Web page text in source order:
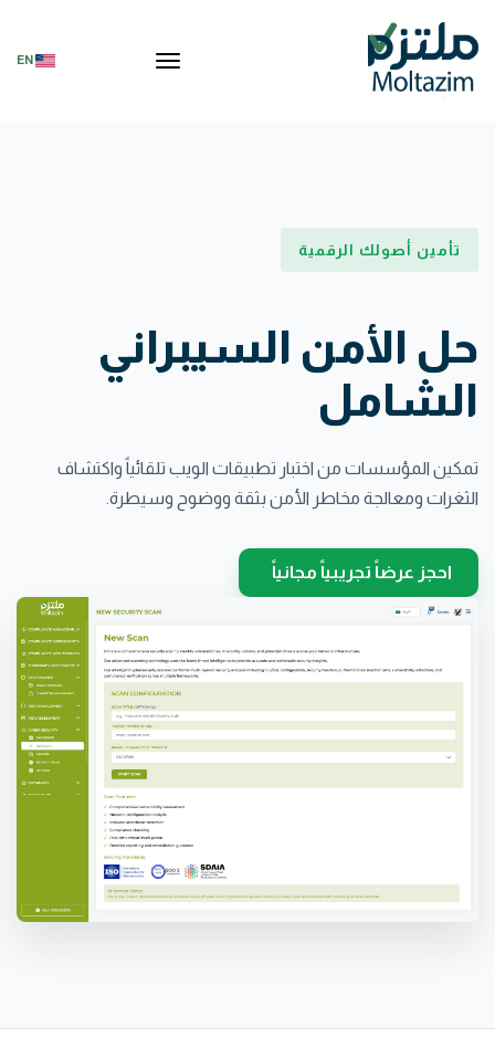
تبديل التنقل
تأمين أصولك الرقمية
حل الأمن السيبراني
الشامل
تمكين المؤسسات من اختبار تطبيقات الويب تلقائياً واكتشاف
الثغرات ومعالجة مخاطر الأمن بثقة ووضوح وسيطرة.
احجز عرضاً تجريبياً مجانياً